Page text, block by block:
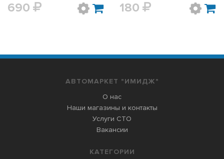
690 180
АВТОМАРКЕТ "ИМИДЖ"
О нас
Наши магазины и контакты
Услуги СТО
Вакансии
КАТЕГОРИИ